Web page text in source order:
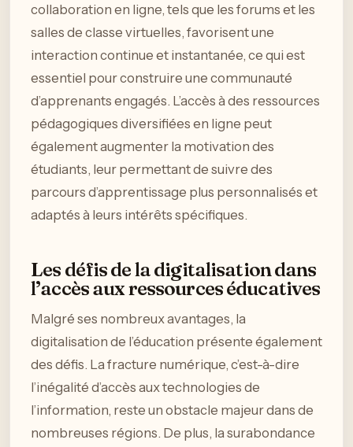
collaboration en ligne, tels que les forums et les
salles de classe virtuelles, favorisent une
interaction continue et instantanée, ce qui est
essentiel pour construire une communauté
d’apprenants engagés. L’accès à des ressources
pédagogiques diversifiées en ligne peut
également augmenter la motivation des
étudiants, leur permettant de suivre des
parcours d’apprentissage plus personnalisés et
adaptés à leurs intérêts spécifiques.
Les défis de la digitalisation dans
l’accès aux ressources éducatives
Malgré ses nombreux avantages, la
digitalisation de l’éducation présente également
des défis. La fracture numérique, c’est-à-dire
l’inégalité d’accès aux technologies de
l’information, reste un obstacle majeur dans de
nombreuses régions. De plus, la surabondance